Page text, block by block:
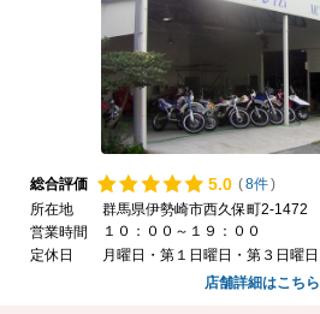
総合評価 5.0 (8件)
所在地
群馬県伊勢崎市西久保町2-1472
営業時間
１０：００～１９：００
定休日
月曜日・第１日曜日・第３日曜日
店舗詳細はこちら